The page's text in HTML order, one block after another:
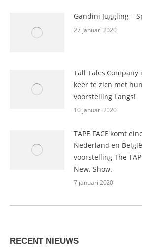
Gandini Juggling –
27 januari 2020
Tall Tales
keer te zien met
voorstelling Langs!
10 januari 2020
TAPE FACE komt
Nederland en
voorstelling The
New. Show.
7 januari 2020
RECENT NIEUWS